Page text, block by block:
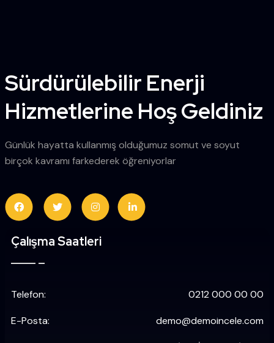
Sürdürülebilir Enerji
Hizmetlerine Hoş Geldiniz
Günlük hayatta kullanmış olduğumuz somut ve soyut
birçok kavramı farkederek öğreniyorlar
Çalışma Saatleri
Telefon: 0212 000 00 00
E-Posta: demo@demoincele.com